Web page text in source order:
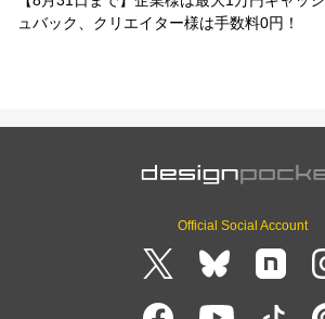
ュバック、クリエイター様は手数料0円！
Official Social Account